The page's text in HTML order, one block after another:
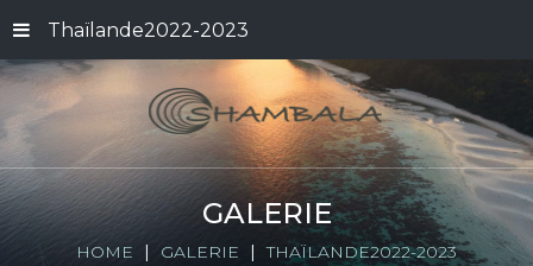
Thaïlande2022-2023
GALERIE
HOME GALERIE
THAÏLANDE2022-2023